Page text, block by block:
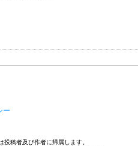
ー
投稿者及び作者に帰属します。